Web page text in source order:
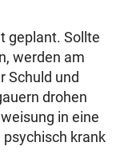
geplant. Sollte
werden am
Schuld und
drohen
in eine
krank